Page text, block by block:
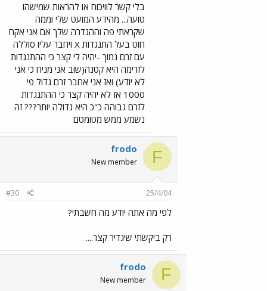
בלי קשר לוויכוח או להראות שמישהו
טועה... מהידע המועט שלי וממה
שקראתי פה וההגדרה שלך אם אני אקח
חוט בעל התנגדות X ויחבר עליו סוללה
עם זרם נמוך -יהיה לי קצר כי ההתנגדות
לזרימה היא קטנה(שוב אני מניח כי אני
לא יודע) ואז אני אחבר זרם גדול פי
1000 אז לא יהיה קצר כי ההתנגדות
לזרם גבוהה כ"כ היא גדולה יותר??? זה
נשמע ממש מטומטם
F
frodo
New member
25/4/04
#30
לפי מה אתה יודע מה חשבתי?
רק ביקשתי שיגדיר קצר....
F
frodo
New member